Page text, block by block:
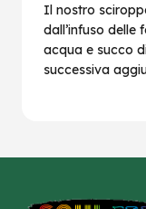
Il nostro
dall’infuso delle
acqua e succo
successiva